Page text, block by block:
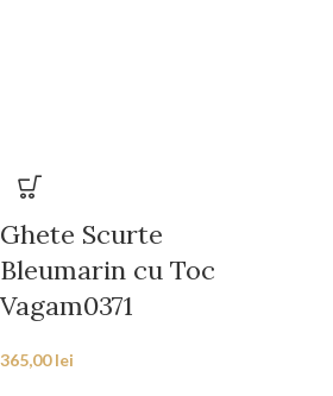
Ghete Scurte
Bleumarin cu Toc
Vagam0371
365,00lei